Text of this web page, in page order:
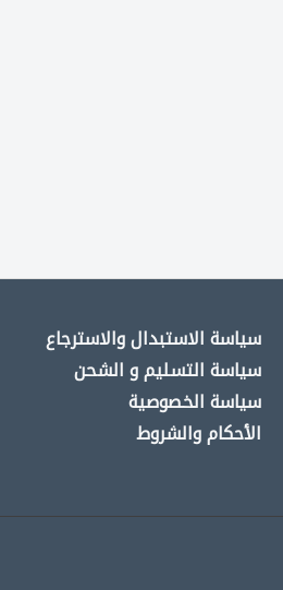
سياسة الاستبدال والاسترجاع
سياسة التسليم و الشحن
سياسة الخصوصية
الأحكام والشروط